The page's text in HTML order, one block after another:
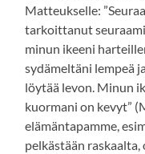
Matteukselle:
tarkoittanut
minun ikeeni
sydämeltäni lempeä
löytää levon. Minun
kuormani on kevyt”
elämäntapamme,
pelkästään raskaalta,